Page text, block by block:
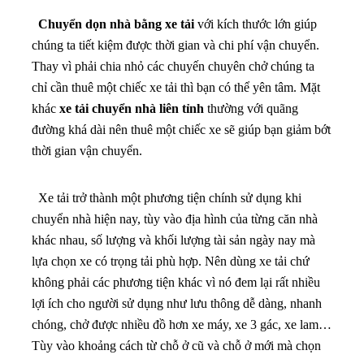
Chuyển dọn nhà bằng xe tải với kích thước lớn giúp
chúng ta tiết kiệm được thời gian và chi phí vận chuyển.
Thay vì phải chia nhỏ các chuyến chuyên chở chúng ta
chỉ cần thuê một chiếc xe tải thì bạn có thể yên tâm. Mặt
khác xe tải chuyển nhà liên tỉnh thường với quãng
đường khá dài nên thuê một chiếc xe sẽ giúp bạn giảm bớt
thời gian vận chuyển.
Xe tải trở thành một phương tiện chính sử dụng khi
chuyển nhà hiện nay, tùy vào địa hình của từng căn nhà
khác nhau, số lượng và khối lượng tài sản ngày nay mà
lựa chọn xe có trọng tải phù hợp. Nên dùng xe tải chứ
không phải các phương tiện khác vì nó đem lại rất nhiều
lợi ích cho người sử dụng như lưu thông dễ dàng, nhanh
chóng, chở được nhiều đồ hơn xe máy, xe 3 gác, xe lam…
Tùy vào khoảng cách từ chỗ ở cũ và chỗ ở mới mà chọn